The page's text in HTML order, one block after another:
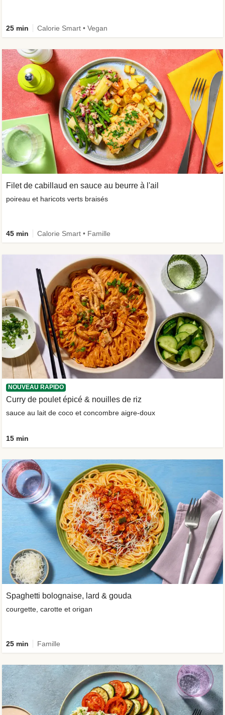
25 min Calorie Smart • Vegan
Filet de cabillaud en sauce au beurre à l'ail
poireau et haricots verts braisés
45 min Calorie Smart • Famille
NOUVEAU RAPIDO
Curry de poulet épicé & nouilles de riz
sauce au lait de coco et concombre aigre-doux
15 min
Spaghetti bolognaise, lard & gouda
courgette, carotte et origan
25 min Famille